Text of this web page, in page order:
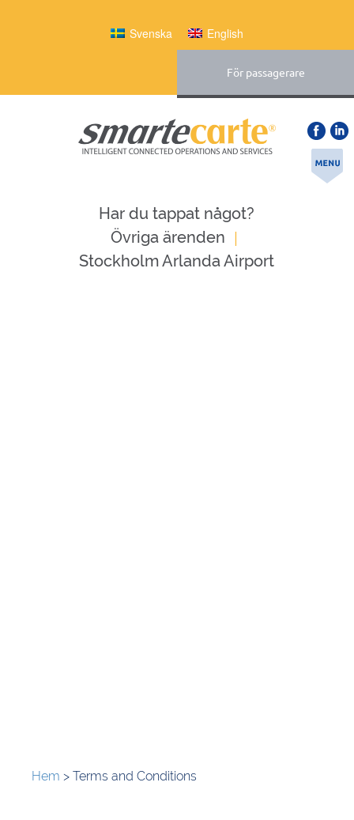
Svenska English
För passagerare
Har du tappat något?
Övriga ärenden |
Stockholm Arlanda Airport
Hem > Terms and Conditions